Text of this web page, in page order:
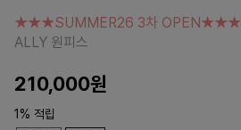
ALLY 원피스
★★★SUMMER26 3차 OPEN★★★
ALLY 원피스
210,000원
1% 적립